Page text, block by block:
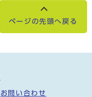
ページの先頭へ戻る
お問い合わせ